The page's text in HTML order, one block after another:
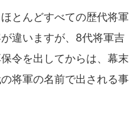
とんどすべての歴代将軍
違いますが、8代将軍吉
令を出してからは、幕末
将軍の名前で出される事